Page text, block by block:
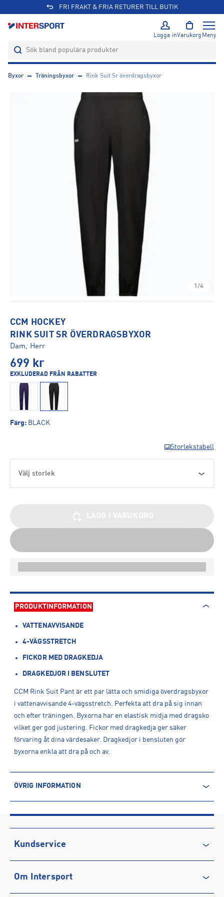
FRI FRAKT & FRIA RETURER TILL BUTIK
Logga inVarukorg Meny
Byxor Träningsbyxor Rink Suit Sr överdragsbyxor
1/4
CCM HOCKEY
RINK SUIT SR ÖVERDRAGSBYXOR
Dam, Herr
699 kr
EXKLUDERAD FRÅN RABATTER
Färg: BLACK
Storlekstabell
Välj storlek
PRODUKTINFORMATION
VATTENAVVISANDE
4-VÄGSSTRETCH
FICKOR MED DRAGKEDJA
DRAGKEDJOR I BENSLUTET
CCM Rink Suit Pant är ett par lätta och smidiga överdragsbyxor
i vattenavvisande 4-vägsstretch. Perfekta att dra på sig innan
och efter träningen. Byxorna har en elastisk midja med dragsko
vilket ger god justering. Fickor med dragkedja ger säker
förvaring åt dina värdesaker. Dragkedjor i bensluten gör
byxorna enkla att dra på och av.
ÖVRIG INFORMATION
Produktnummer: 1572254
Leverantörens produktnummer: PRS4TAAD
Artikelnummer: 157225401-Black
Tillverkare:CCM Hockey AB
Kontakt tillverkare
se/homepage.html
Kundservice
Vanliga frågor & svar
Om Intersport